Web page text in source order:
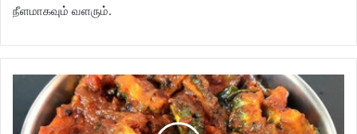
நீளமாகவும் வளரும்.